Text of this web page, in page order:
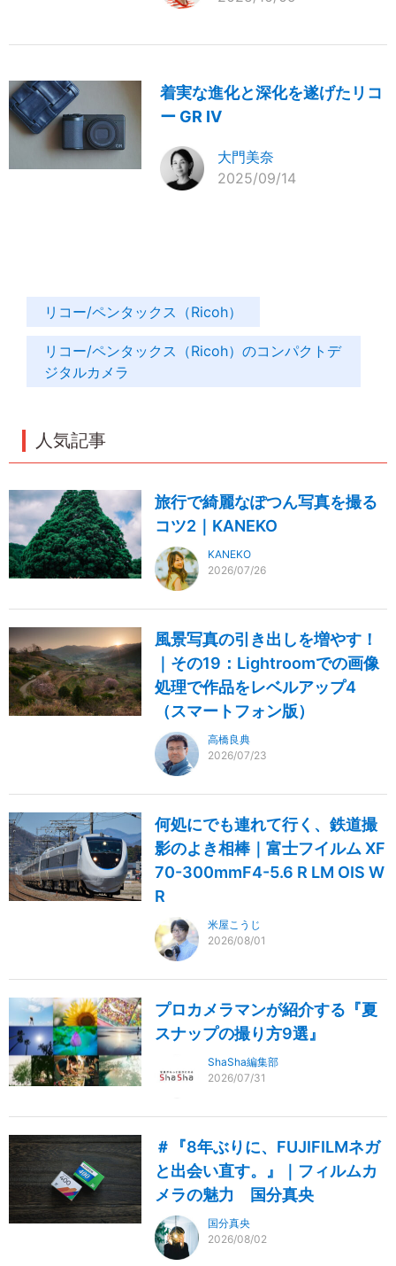
着実な進化と深化を遂げたリコ
ー GR IV
大門美奈
2025/09/14
リコー/ペンタックス（Ricoh）
リコー/ペンタックス（Ricoh）のコンパクトデ
ジタルカメラ
人気記事
旅行で綺麗なぽつん写真を撮る
コツ2｜KANEKO
KANEKO
2026/07/26
風景写真の引き出しを増やす！
｜その19：Lightroomでの画像
処理で作品をレベルアップ4
（スマートフォン版）
高橋良典
2026/07/23
何処にでも連れて行く、鉄道撮
影のよき相棒｜富士フイルム XF
70-300mmF4-5.6 R LM OIS W
R
米屋こうじ
2026/08/01
プロカメラマンが紹介する『夏
スナップの撮り方9選』
ShaSha編集部
2026/07/31
＃『8年ぶりに、FUJIFILMネガ
と出会い直す。』｜フィルムカ
メラの魅力 国分真央
国分真央
2026/08/02